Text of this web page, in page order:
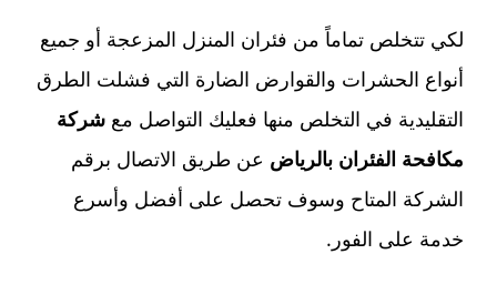
لكي تتخلص تماماً من فئران المنزل المزعجة أو جميع
أنواع الحشرات والقوارض الضارة التي فشلت الطرق
التقليدية في التخلص منها فعليك التواصل مع شركة
مكافحة الفئران بالرياض عن طريق الاتصال برقم
الشركة المتاح وسوف تحصل على أفضل وأسرع
خدمة على الفور.